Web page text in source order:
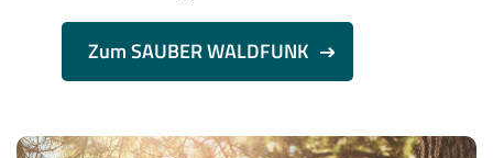
Zum SAUBER WALDFUNK